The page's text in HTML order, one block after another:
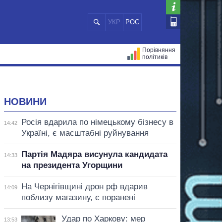
УКР РОС
Порівняння
політиків
НОВИНИ
14:42
Росія вдарила по німецькому бізнесу в
Україні, є масштабні руйнування
14:33
Партія Мадяра висунула кандидата
на президента Угорщини
14:09
На Чернігівщині дрон рф вдарив
поблизу магазину, є поранені
13:53
Удар по Харкову: мер